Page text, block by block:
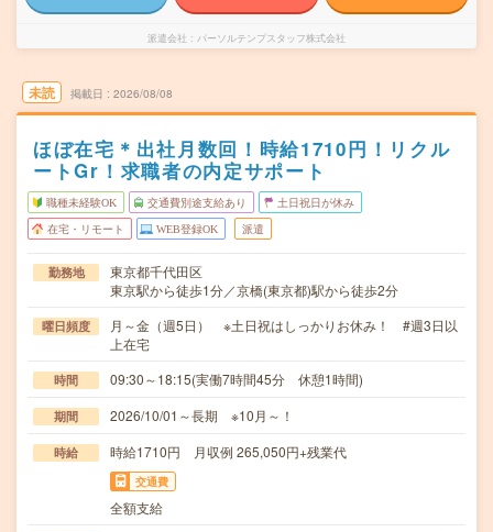
派遣会社 パーソルテンプスタッフ株式会社
未読 掲載日 2026/08/08
ほぼ在宅＊出社月数回！時給1710円！リクル
ートGr！求職者の内定サポート
職種未経験OK 交通費別途支給あり 土日祝日が休み
在宅・リモート WEB登録OK 派遣
勤務地
東京都千代田区
東京駅から徒歩1分／京橋(東京都)駅から徒歩2分
曜日頻度
月～金（週5日） ※土日祝はしっかりお休み！ #週3日以
上在宅
時間 09:30～18:15(実働7時間45分 休憩1時間)
期間 2026/10/01～長期 ※10月～！
時給 時給1710円 月収例 265,050円+残業代
交通費
全額支給